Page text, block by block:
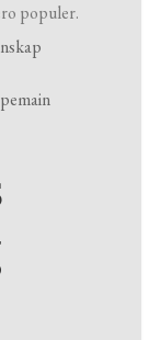
populer.